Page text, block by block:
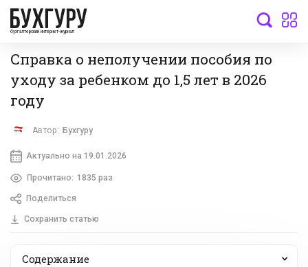
бухгалтерский интернет-журнал
Справка о неполучении пособия по
уходу за ребенком до 1,5 лет в 2026
году
Автор: Бухгуру
Актуально на 19.01.2026
Прочитано: 1835 раз
Поделиться
Сохранить статью
Содержание